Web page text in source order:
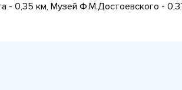
- 0,35 км, Музей Ф.М.Достоевского -